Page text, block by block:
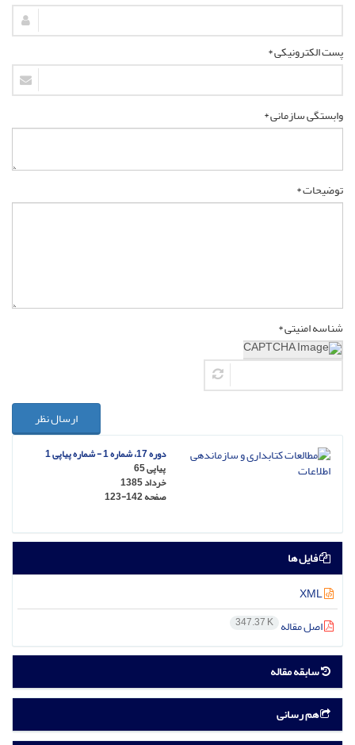
پست الکترونیکی *
وابستگی سازمانی *
توضیحات *
شناسه امنیتی *
ارسال نظر
دوره 17، شماره 1 - شماره پیاپی 1
پیاپی 65
خرداد 1385
صفحه123-142
فایل ها
اصل مقاله 347.37 K
سابقه مقاله
هم رسانی